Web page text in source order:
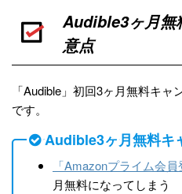
Audible3ヶ月無
意点
「Audible」初回3ヶ月無料キ
です。
Audible3ヶ月無料キ
「Amazonプライム会員
月無料になってしまう